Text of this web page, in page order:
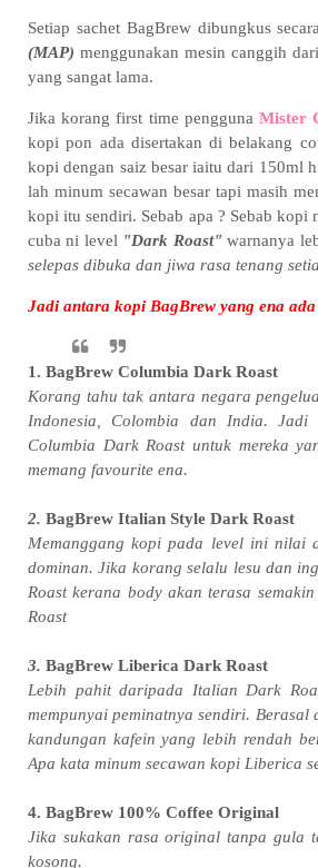
Setiap sachet BagBrew dibungkus
(MAP) menggunakan mesin canggih
yang sangat lama.
Jika korang first time pengguna Mister
kopi pon ada disertakan di belakang
kopi dengan saiz besar iaitu dari 150ml
lah minum secawan besar tapi masih
kopi itu sendiri. Sebab apa ? Sebab
cuba ni level "Dark Roast"warnanya
selepas dibuka dan jiwa rasa tenang
Jadi antara kopi BagBrew yang ena
1. BagBrew Columbia Dark Roast
Korang tahu tak antara negara
Indonesia, Colombia dan India.
Columbia Dark Roast untuk mereka
memang favourite ena.
2. BagBrew Italian Style Dark Roast
Memanggang kopi pada level ini
dominan. Jika korang selalu lesu dan
Roast kerana body akan terasa
Roast
3. BagBrew Liberica Dark Roast
Lebih pahit daripada Italian Dark
mempunyai peminatnya sendiri.
kandungan kafein yang lebih rendah
Apa kata minum secawan kopi Liberica
4. BagBrew 100% Coffee Original
Jika sukakan rasa original tanpa gula
kosong.